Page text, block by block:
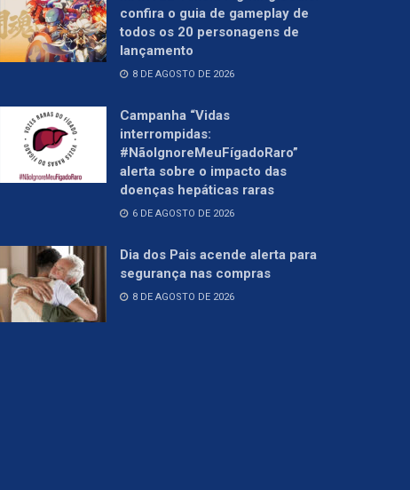
confira o guia de gameplay de
todos os 20 personagens de
lançamento
8 DE AGOSTO DE 2026
Campanha “Vidas
interrompidas:
#NãoIgnoreMeuFígadoRaro”
alerta sobre o impacto das
doenças hepáticas raras
6 DE AGOSTO DE 2026
Dia dos Pais acende alerta para
segurança nas compras
8 DE AGOSTO DE 2026